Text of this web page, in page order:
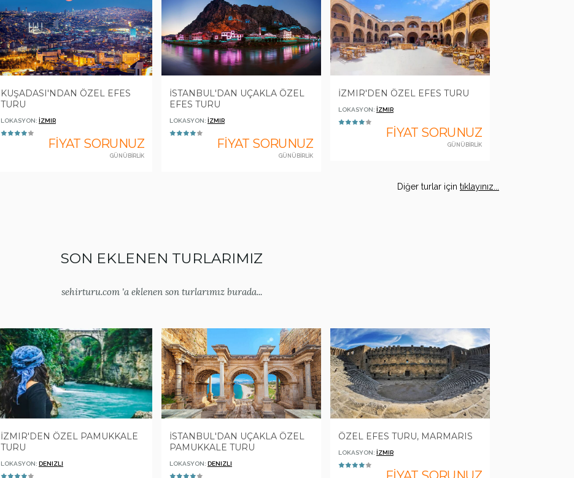
KUŞADASI'NDAN ÖZEL EFES
TURU
LOKASYON: İZMIR
FİYAT SORUNUZ
GÜNÜBİRLİK
İSTANBUL'DAN UÇAKLA ÖZEL
EFES TURU
LOKASYON: İZMIR
FİYAT SORUNUZ
GÜNÜBİRLİK
İZMIR'DEN ÖZEL EFES TURU
LOKASYON: İZMIR
FİYAT SORUNUZ
GÜNÜBİRLİK
Diğer turlar için tıklayınız...
SON EKLENEN TURLARIMIZ
sehirturu.com 'a eklenen son turlarımız burada...
İZMIR'DEN ÖZEL PAMUKKALE
TURU
LOKASYON: DENIZLI
İSTANBUL'DAN UÇAKLA ÖZEL
PAMUKKALE TURU
LOKASYON: DENIZLI
ÖZEL EFES TURU, MARMARIS
LOKASYON: İZMIR